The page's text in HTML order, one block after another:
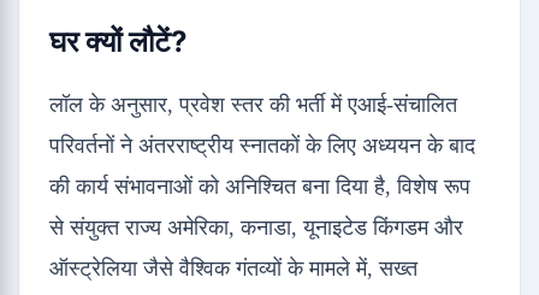
घर क्यों लौटें?
लॉल के अनुसार, प्रवेश स्तर की भर्ती में एआई-संचालित
परिवर्तनों ने अंतरराष्ट्रीय स्नातकों के लिए अध्ययन के बाद
की कार्य संभावनाओं को अनिश्चित बना दिया है, विशेष रूप
से संयुक्त राज्य अमेरिका, कनाडा, यूनाइटेड किंगडम और
ऑस्ट्रेलिया जैसे वैश्विक गंतव्यों के मामले में, सख्त